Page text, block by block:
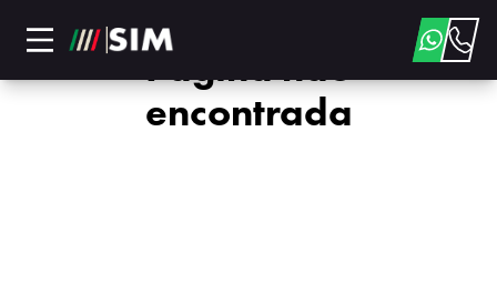
Página não
encontrada